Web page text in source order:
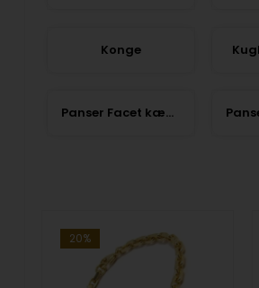
Konge
Panser Facet kæder
20%